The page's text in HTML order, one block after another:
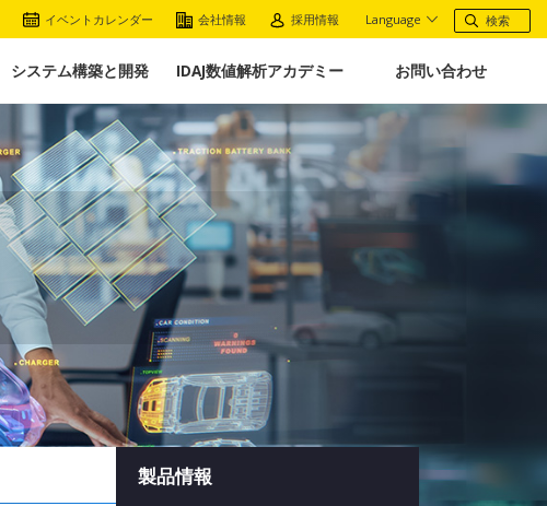
イベントカレンダー 会社情報 採用情報 Language
システム構築と開発 IDAJ数値解析アカデミー お問い合わせ
製品情報